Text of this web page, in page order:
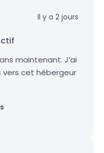
Il y a 2 jours
maintenant. J’ai
cet hébergeur